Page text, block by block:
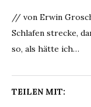
// von Erwin
Schlafen strecke,
so, als hätte ich…
TEILEN MIT: